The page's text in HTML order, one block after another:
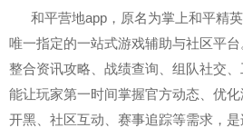
和平营地app，原名为掌上和平精
唯一指定的一站式游戏辅助与社区平台
整合资讯攻略、战绩查询、组队社交
能让玩家第一时间掌握官方动态、优
开黑、社区互动、赛事追踪等需求，